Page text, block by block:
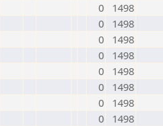
0
1498
0
1498
0
1498
0
1498
0
1498
0
1498
0
1498
0
1498